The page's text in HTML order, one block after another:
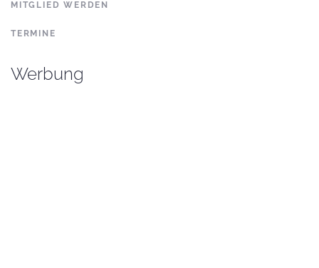
MITGLIED WERDEN
TERMINE
Werbung